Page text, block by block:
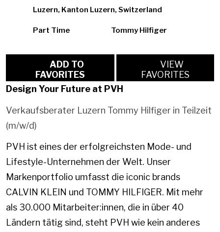
Luzern, Kanton Luzern, Switzerland
Part Time Tommy Hilfiger
FAVORITES
VIEW
FAVORITES
Design Your Future at PVH
Verkaufsberater Luzern Tommy Hilfiger in Teilzeit
(m/w/d)
PVH ist eines der erfolgreichsten Mode- und
Lifestyle-Unternehmen der Welt. Unser
Markenportfolio umfasst die iconic brands
CALVIN KLEIN und TOMMY HILFIGER. Mit mehr
als 30.000 Mitarbeiter:innen, die in über 40
Ländern tätig sind, steht PVH wie kein anderes